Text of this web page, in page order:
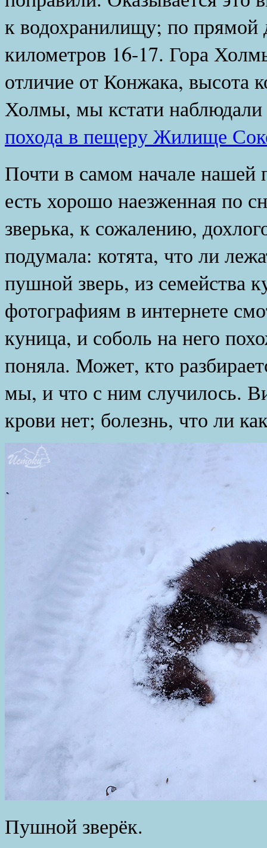
к водохранилищу; по прямой
километров 16-17. Гора
отличие от Конжака, высота
Холмы, мы кстати
похода в пещеру Жилище
Почти в самом начале нашей
есть хорошо наезженная по
зверька, к сожалению,
подумала: котята, что ли
пушной зверь, из семейства
фотографиям в интернете
куница, и соболь на него
поняла. Может, кто
мы, и что с ним случилось.
крови нет; болезнь, что ли
Пушной зверёк.